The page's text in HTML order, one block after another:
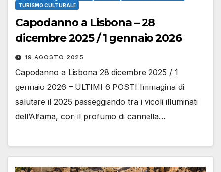
TURISMO CULTURALE
Capodanno a Lisbona – 28
dicembre 2025 / 1 gennaio 2026
19 AGOSTO 2025
Capodanno a Lisbona 28 dicembre 2025 / 1
gennaio 2026 – ULTIMI 6 POSTI Immagina di
salutare il 2025 passeggiando tra i vicoli illuminati
dell’Alfama, con il profumo di cannella…